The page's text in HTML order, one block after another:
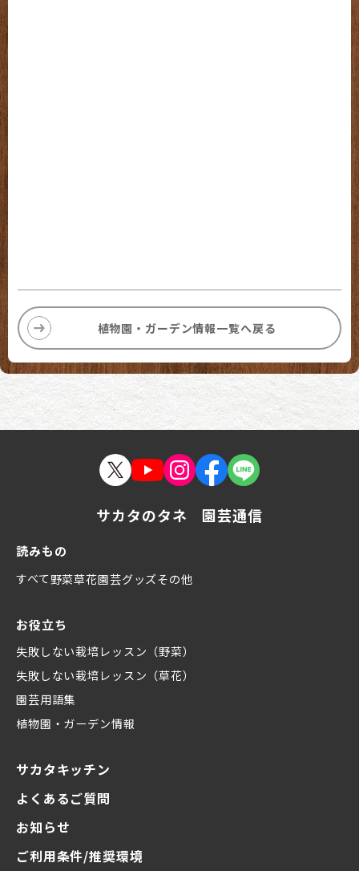
植物園・ガーデン情報一覧へ戻る
サカタのタネ 園芸通信
読みもの
すべて野菜草花園芸グッズその他
お役立ち
失敗しない栽培レッスン（野菜）
失敗しない栽培レッスン（草花）
園芸用語集
植物園・ガーデン情報
サカタキッチン
よくあるご質問
お知らせ
ご利用条件/推奨環境